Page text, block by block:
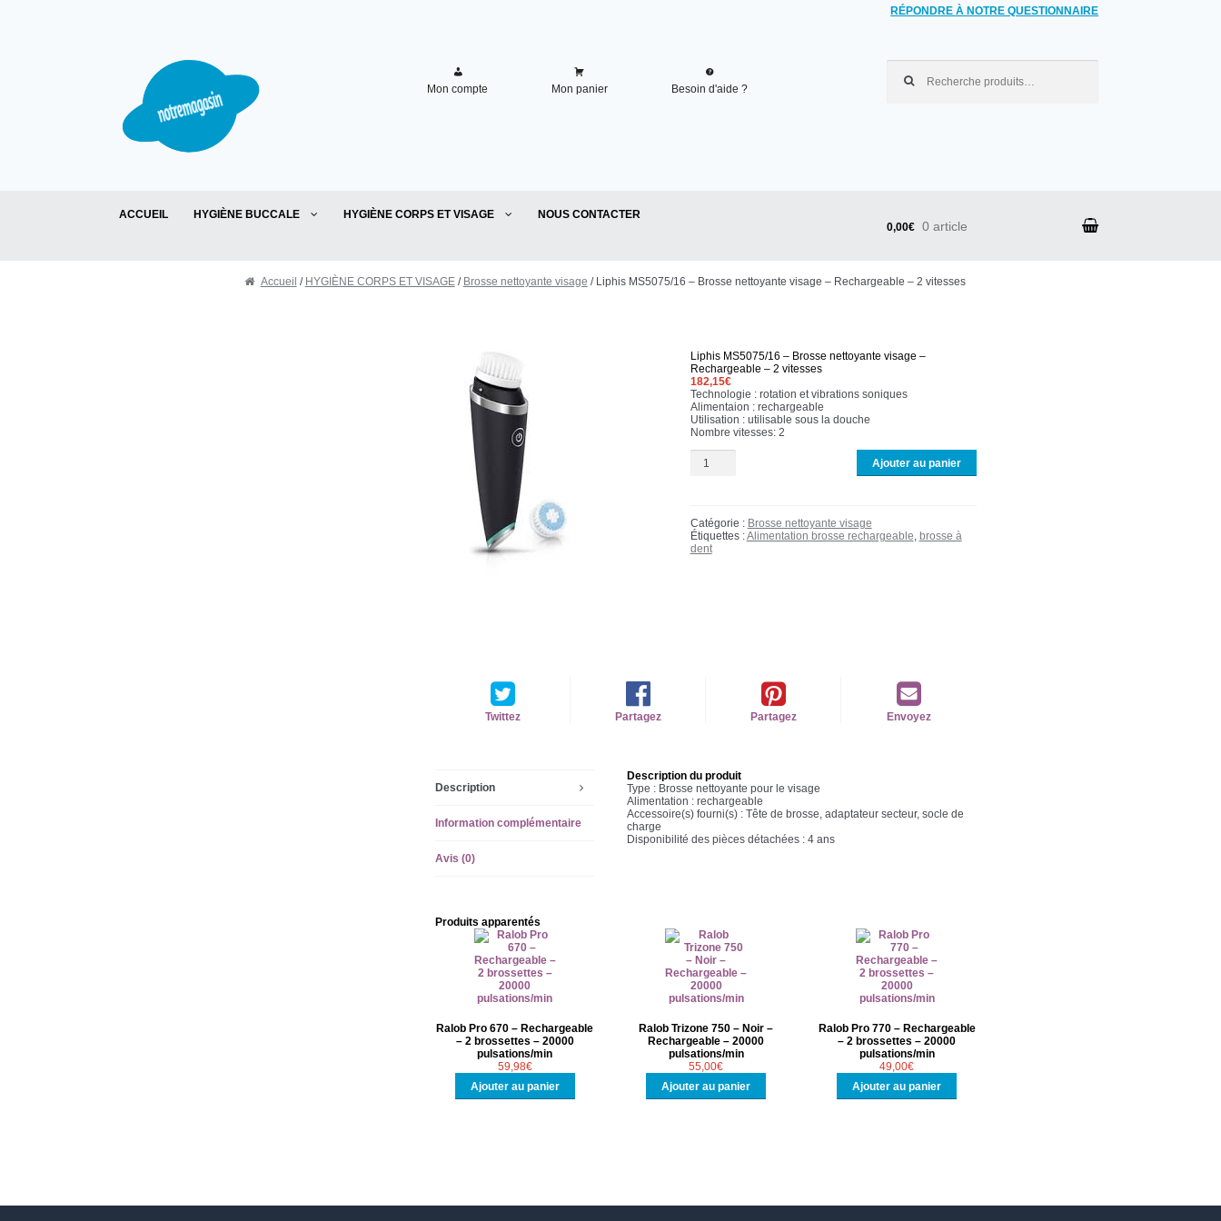
RÉPONDRE À NOTRE QUESTIONNAIRE
Aller à la navigation
Aller au contenu
Mon compte Mon panier Besoin d'aide ?
ACCUEIL HYGIÈNE BUCCALE HYGIÈNE CORPS ET VISAGE
NOUS CONTACTER
0,00€
0 article
Accueil / HYGIÈNE CORPS ET VISAGE/ Brosse nettoyante visage / Liphis MS5075/16 – Brosse nettoyante visage – Rechargeable – 2 vitesses
Liphis MS5075/16 – Brosse nettoyante visage –
Rechargeable – 2 vitesses
182,15€
Technologie : rotation et vibrations soniques
Alimentaion : rechargeable
Utilisation : utilisable sous la douche
Nombre vitesses: 2
Ajouter au panier
Catégorie : Brosse nettoyante visage
Étiquettes :Alimentation brosse rechargeable brosse à
dent
Twittez Partagez Partagez Envoyez
Description
Information complémentaire
Avis (0)
Description du produit
Type : Brosse nettoyante pour le visage
Alimentation : rechargeable
Accessoire(s) fourni(s) : Tête de brosse, adaptateur secteur, socle de
charge
Disponibilité des pièces détachées : 4 ans
Produits apparentés
Ralob Pro 670 – Rechargeable
– 2 brossettes – 20000
pulsations/min
59,98€
Ajouter au panier
Ralob Trizone 750 – Noir –
Rechargeable – 20000
pulsations/min
55,00€
Ajouter au panier
Ralob Pro 770 – Rechargeable
– 2 brossettes – 20000
pulsations/min
49,00€
Ajouter au panier